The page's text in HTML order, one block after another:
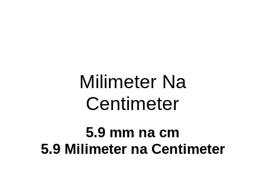
Milimeter Na
Centimeter
5.9 mm na cm
5.9 Milimeter na Centimeter